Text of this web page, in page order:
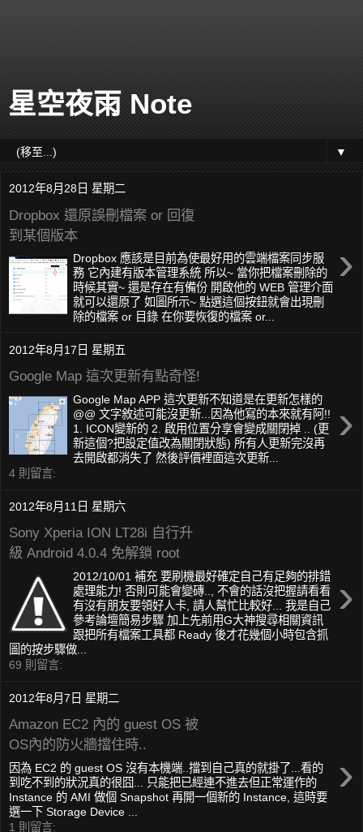
星空夜雨 Note
▼
2012年8月28日 星期二
Dropbox 還原誤刪檔案 or 回復
到某個版本
›
Dropbox 應該是目前為使最好用的雲端檔案同步服
務 它內建有版本管理系統 所以~ 當你把檔案刪除的
時候其實~ 還是存在有備份 開啟他的 WEB 管理介面
就可以還原了 如圖所示~ 點選這個按鈕就會出現刪
除的檔案 or 目錄 在你要恢復的檔案 or...
2012年8月17日 星期五
Google Map 這次更新有點奇怪!
›
Google Map APP 這次更新不知道是在更新怎樣的
@@ 文字敘述可能沒更新...因為他寫的本來就有阿!!
1. ICON變新的 2. 啟用位置分享會變成關閉掉 .. (更
新這個?把設定值改為關閉狀態) 所有人更新完沒再
去開啟都消失了 然後評價裡面這次更新...
4 則留言:
2012年8月11日 星期六
Sony Xperia ION LT28i 自行升
級 Android 4.0.4 免解鎖 root
›
2012/10/01 補充 要刷機最好確定自己有足夠的排錯
處理能力! 否則可能會變磚.., 不會的話沒把握請看看
有沒有朋友要領好人卡, 請人幫忙比較好... 我是自己
參考論壇簡易步驟 加上先前用G大神搜尋相關資訊
跟把所有檔案工具都 Ready 後才花幾個小時包含抓
圖的按步驟做...
69 則留言:
2012年8月7日 星期二
Amazon EC2 內的 guest OS 被
OS內的防火牆擋住時..
›
因為 EC2 的 guest OS 沒有本機端..擋到自己真的就掛了...看的
到吃不到的狀況真的很囧... 只能把已經連不進去但正常運作的
Instance 的 AMI 做個 Snapshot 再開一個新的 Instance, 這時要
選一下 Storage Device ...
1 則留言: